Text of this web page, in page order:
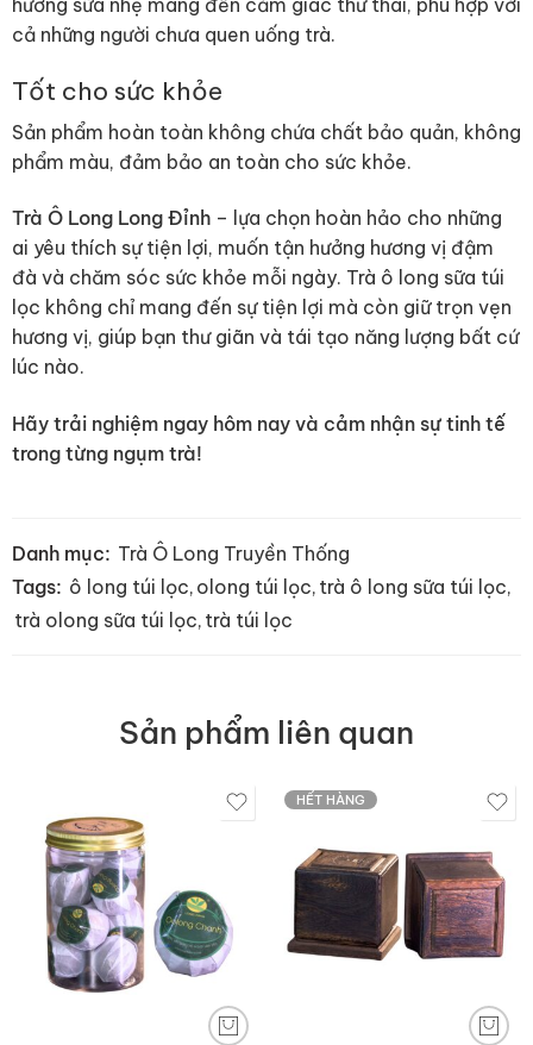
cả những người chưa quen uống trà.
Tốt cho sức khỏe
Sản phẩm hoàn toàn không chứa chất bảo quản, không
phẩm màu, đảm bảo an toàn cho sức khỏe.
Trà Ô Long Long Đỉnh – lựa chọn hoàn hảo cho những
ai yêu thích sự tiện lợi, muốn tận hưởng hương vị đậm
đà và chăm sóc sức khỏe mỗi ngày. Trà ô long sữa túi
lọc không chỉ mang đến sự tiện lợi mà còn giữ trọn vẹn
hương vị, giúp bạn thư giãn và tái tạo năng lượng bất cứ
lúc nào.
Hãy trải nghiệm ngay hôm nay và cảm nhận sự tinh tế
trong từng ngụm trà!
Danh mục: Trà Ô Long Truyền Thống
Tags: ô long túi lọc, olong túi lọc, trà ô long sữa túi lọc,
trà olong sữa túi lọc, trà túi lọc
Sản phẩm liên quan
HẾT HÀNG